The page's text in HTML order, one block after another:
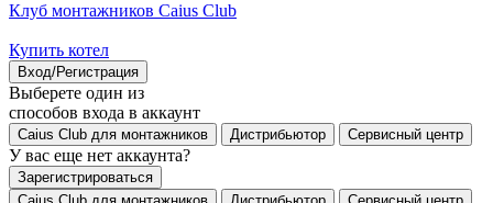
Клуб монтажников Caius Club
Купить котел
Вход/Регистрация
Выберете один из
способов входа в аккаунт
Caius Club для монтажников Дистрибьютор Сервисный центр
У вас еще нет аккаунта?
Зарегистрироваться